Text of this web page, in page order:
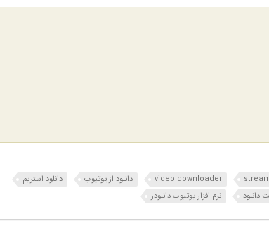
video downloader دانلود از یوتیوب
دانلود استریم
دانلود نرم افزار یوتیوب دانلودر